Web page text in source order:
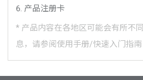
产品注册卡
* 产品内容在各地区可能会有所不同
息，请参阅使用手册/快速入门指南